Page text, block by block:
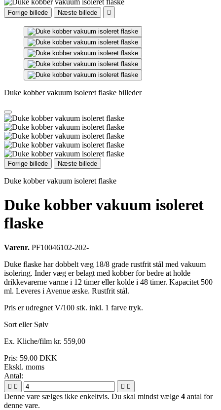
Forrige billede Næste billede 
Duke kobber vakuum isoleret flaske billeder
Forrige billede Næste billede
Duke kobber vakuum isoleret flaske
Duke kobber vakuum isoleret
flaske
Varenr. PF10046102-202-
Duke flaske har dobbelt væg 18/8 grade rustfrit stål med vakuum
isolering. Inder væg er belagt med kobber for bedre at holde
drikkevarerne varme i 12 timer eller kolde i 48 timer. Kapacitet 500
ml. Leveres i Avenue æske. Rustfrit stål.
Pris er udregnet V/100 stk. inkl. 1 farve tryk.
Sort eller Sølv
Ex. Kliche/film kr. 559,00
Pris: 59.00 DKK
Ekskl. moms
Antal:
   
Denne vare sælges ikke enkeltvis. Du skal mindst vælge 4 antal for
denne vare.